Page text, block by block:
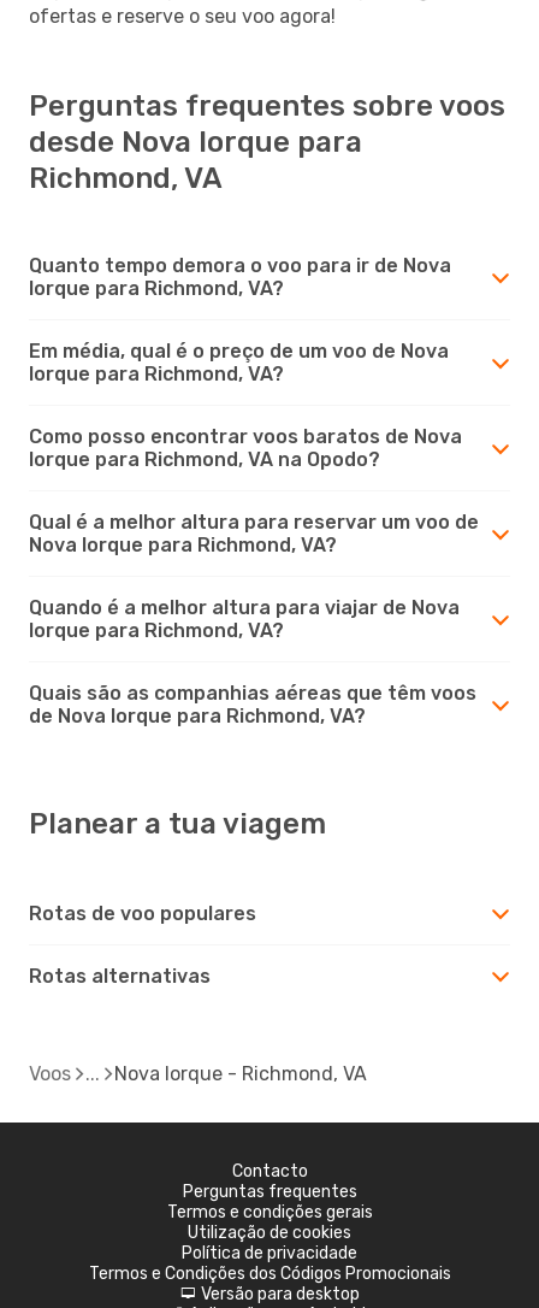
ofertas e reserve o seu voo agora!
Perguntas frequentes sobre voos
desde Nova Iorque para
Richmond, VA
Quanto tempo demora o voo para ir de Nova
Iorque para Richmond, VA?
Em média, qual é o preço de um voo de Nova
Iorque para Richmond, VA?
Como posso encontrar voos baratos de Nova
Iorque para Richmond, VA na Opodo?
Qual é a melhor altura para reservar um voo de
Nova Iorque para Richmond, VA?
Quando é a melhor altura para viajar de Nova
Iorque para Richmond, VA?
Quais são as companhias aéreas que têm voos
de Nova Iorque para Richmond, VA?
Planear a tua viagem
Rotas de voo populares
Rotas alternativas
Voos Nova Iorque - Richmond, VA
Contacto
Perguntas frequentes
Termos e condições gerais
Utilização de cookies
Política de privacidade
Termos e Condições dos Códigos Promocionais
d Versão para desktop